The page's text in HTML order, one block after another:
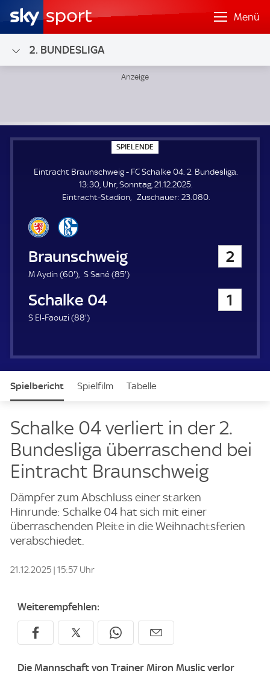
Menü
2. BUNDESLIGA
SPIELENDE
P
E
L
E
N
Eintracht Braunschweig - FC Schalke 04. 2. Bundesliga.
13:30, Uhr, Sonntag, 21.12.2025.
Eintracht-Stadion
Zuschauer: Z
23.080.
Eintracht Braunschweig 2
M Aydin (60'6
.
i
t
e
) S Sané (85'8
t
e
)
FC Schalke 04 1
S El-Faouzi (88'8
u
)
Spielbericht Spielfilm Tabelle
Schalke 04 verliert in der 2.
Bundesliga überraschend bei
Eintracht Braunschweig
Dämpfer zum Abschluss einer starken
Hinrunde: Schalke 04 hat sich mit einer
überraschenden Pleite in die Weihnachtsferien
verabschiedet.
21.12.2025 | 15:57 Uhr
Weiterempfehlen:
Die Mannschaft von Trainer Miron Muslic verlor